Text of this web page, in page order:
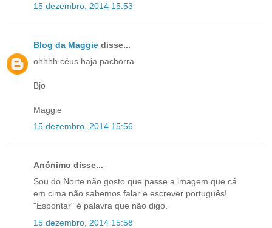
15 dezembro, 2014 15:53
Blog da Maggie disse...
ohhhh céus haja pachorra.
Bjo
Maggie
15 dezembro, 2014 15:56
Anónimo disse...
Sou do Norte não gosto que passe a imagem que cá
em cima não sabemos falar e escrever português!
"Espontar" é palavra que não digo.
15 dezembro, 2014 15:58